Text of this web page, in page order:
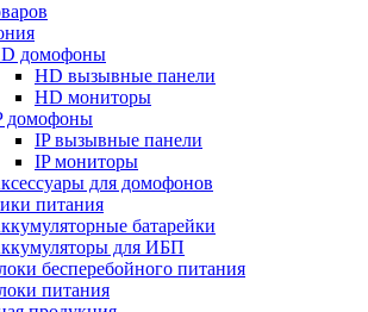
домофоны
HD вызывные панели
HD мониторы
домофоны
IP вызывные панели
IP мониторы
для домофонов
питания
батарейки
для ИБП
бесперебойного питания
питания